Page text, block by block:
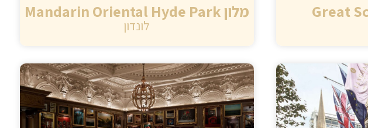
מלון Mandarin Oriental Hyde Park
לונדון